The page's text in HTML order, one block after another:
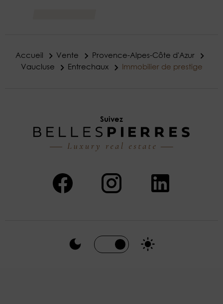
Accueil Vente
Provence-Alpes-Côte d'Azur
Vaucluse
Entrechaux Immobilier de prestige
Suivez